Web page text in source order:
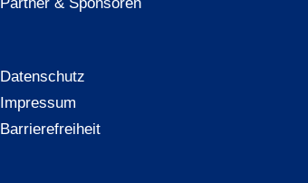
Datenschutz
Impressum
Barrierefreiheit